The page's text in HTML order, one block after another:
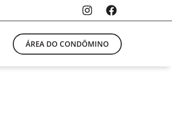
ÁREA DO CONDÔMINO